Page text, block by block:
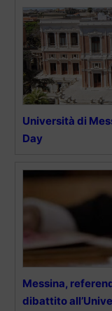
Università di
Day
Messina,
dibattito